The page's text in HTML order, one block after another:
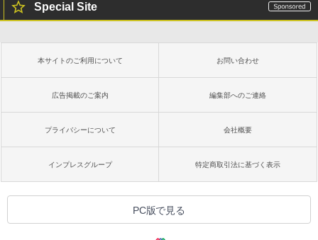
Special Site
本サイトのご利用について お問い合わせ
広告掲載のご案内 編集部へのご連絡
プライバシーについて 会社概要
インプレスグループ 特定商取引法に基づく表示
PC版で見る